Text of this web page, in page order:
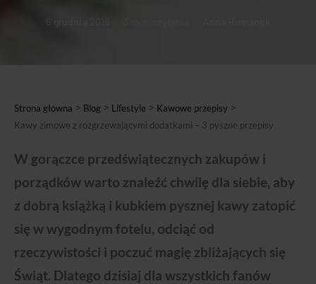
Strona główna > Blog > Lifestyle > Kawowe przepisy >
Kawy zimowe z rozgrzewającymi dodatkami – 3 pyszne przepisy
W gorączce przedświątecznych zakupów i
porządków warto znaleźć chwilę dla siebie, aby
z dobrą książką i kubkiem pysznej kawy zatopić
się w wygodnym fotelu, odciąć od
rzeczywistości i poczuć magię zbliżających się
Świąt. Dlatego dzisiaj dla wszystkich fanów